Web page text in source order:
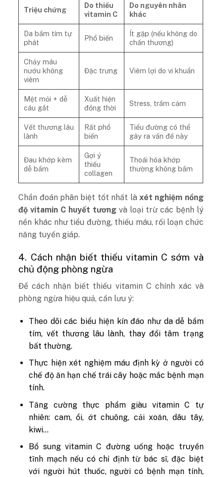
Triệu chứng
Do thiếu
vitamin C
Do nguyên nhân
khác
Da bầm tím tự
phát
Phổ biến
Ít gặp (nếu không do
chấn thương)
Chảy máu
nướu không
viêm
Đặc trưng Viêm lợi do vi khuẩn
Mệt mỏi + dễ
cáu gắt
Xuất hiện
đồng thời
Stress, trầm cảm
Vết thương lâu
lành
Rất phổ
biến
Tiểu đường có thể
gây ra vấn đề này
Đau khớp kèm
dễ bầm
Gợi ý
thiếu
collagen
Thoái hóa khớp
thường không bầm
Chẩn đoán phân biệt tốt nhất là xét nghiệm nồng
độ vitamin C huyết tương và loại trừ các bệnh lý
nền khác như tiểu đường, thiếu máu, rối loạn chức
năng tuyến giáp.
4. Cách nhận biết thiếu vitamin C sớm và
chủ động phòng ngừa
Để cách nhận biết thiếu vitamin C chính xác và
phòng ngừa hiệu quả, cần lưu ý:
Theo dõi các biểu hiện kín đáo như da dễ bầm
tím, vết thương lâu lành, thay đổi tâm trạng
bất thường.
Thực hiện xét nghiệm máu định kỳ ở người có
chế độ ăn hạn chế trái cây hoặc mắc bệnh mạn
tính.
Tăng cường thực phẩm giàu vitamin C tự
nhiên: cam, ổi, ớt chuông, cải xoăn, dâu tây,
kiwi…
Bổ sung vitamin C đường uống hoặc truyền
tĩnh mạch nếu có chỉ định từ bác sĩ, đặc biệt
với người hút thuốc, người có bệnh mạn tính,